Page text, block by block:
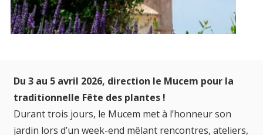
Du 3 au 5 avril 2026, direction le Mucem pour la
traditionnelle Fête des plantes !
Durant trois jours, le Mucem met à l’honneur son
jardin lors d’un week-end mêlant rencontres, ateliers,